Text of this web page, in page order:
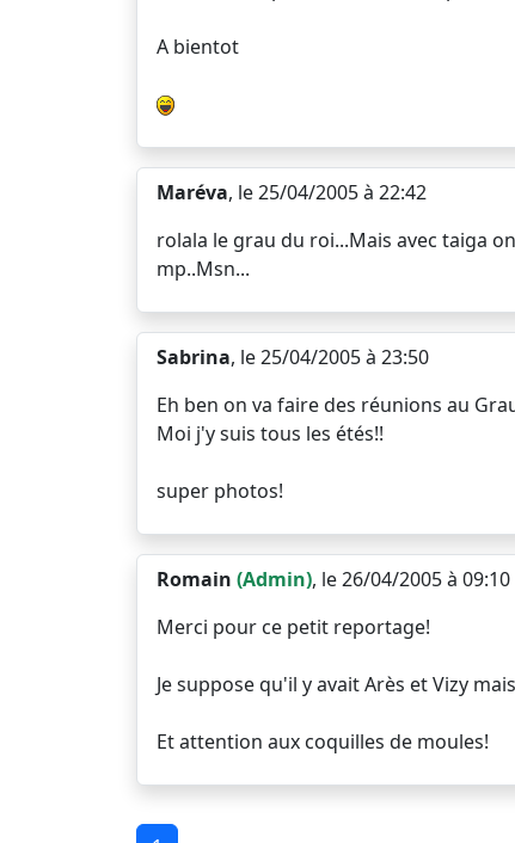
A bientot
Maréva, le 25/04/2005 à 22:42
rolala le grau du roi...Mais avec taiga
mp..Msn...
Sabrina, le 25/04/2005 à 23:50
Eh ben on va faire des réunions au
Moi j'y suis tous les étés!!
super photos!
Romain (Admin), le 26/04/2005 à 09:10
Merci pour ce petit reportage!
Je suppose qu'il y avait Arès et Vizy
Et attention aux coquilles de moules!